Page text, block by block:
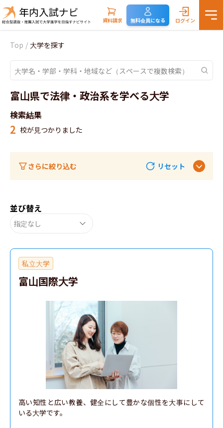
資料請求 無料会員になる ログイン
Top / 大学を探す
富山県で法律・政治系を学べる大学
検索結果
2 校が見つかりました
さらに絞り込む リセット
並び替え
指定なし
私立大学
富山国際大学
高い知性と広い教養、健全にして豊かな個性を大事にして
いる大学です。